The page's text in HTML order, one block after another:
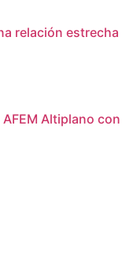
relación estrecha
Altiplano con